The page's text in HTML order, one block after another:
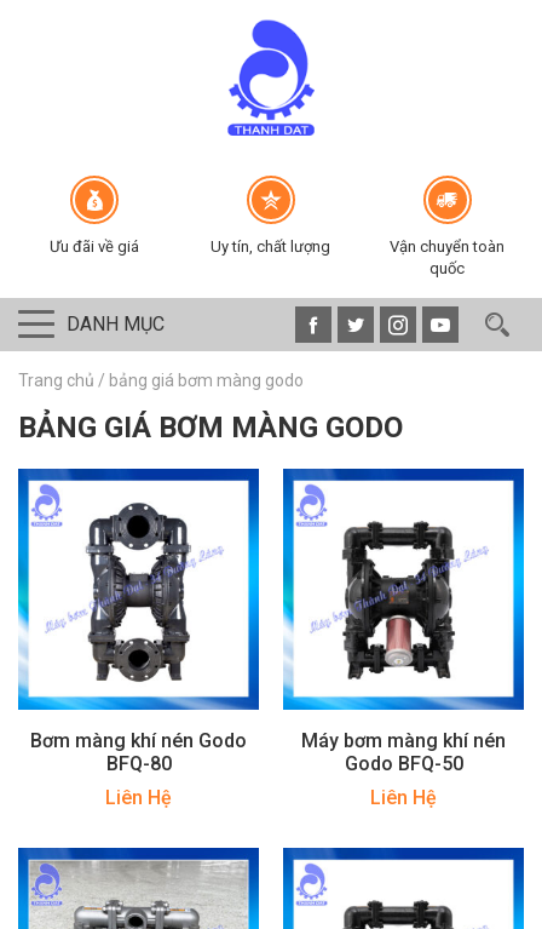
Ưu đãi về giá Uy tín, chất lượng
Vận chuyển toàn
quốc
DANH MỤC
Trang chủ / bảng giá bơm màng godo
BẢNG GIÁ BƠM MÀNG GODO
Bơm màng khí nén Godo
BFQ-80
Liên Hệ
Máy bơm màng khí nén
Godo BFQ-50
Liên Hệ